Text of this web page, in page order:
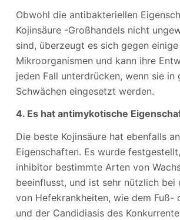
Obwohl die antibakteriellen
Kojinsäure -Großhandels nicht
sind, überzeugt es sich gegen
Mikroorganismen und kann ihre
jeden Fall unterdrücken, wenn sie in
Schwächen eingesetzt werden.
4. Es hat antimykotische
Die beste Kojinsäure hat ebenfalls
Eigenschaften. Es wurde
inhibitor bestimmte Arten von
beeinflusst, und ist sehr nützlich bei
von Hefekrankheiten, wie dem Fuß-
und der Candidiasis des